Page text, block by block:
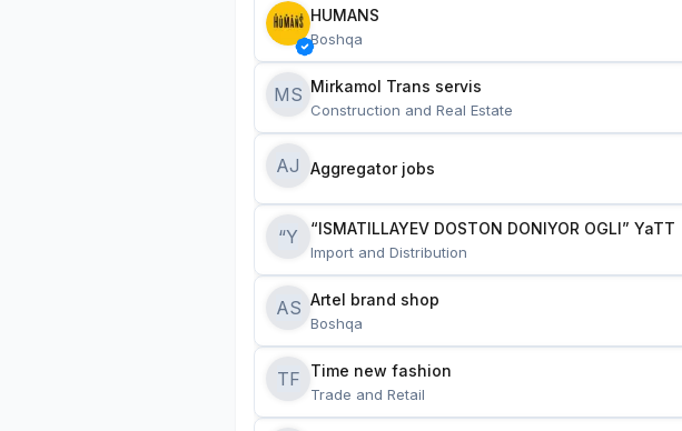
HUMANS
Boshqa
MS
Construction and Real Estate
AJ Aggregator jobs
“Y “ISMATILLAYEV DOSTON DONIYOR OGLI” YaTT
Import and Distribution
AS Artel brand shop
Boshqa
TF Time new fashion
Trade and Retail